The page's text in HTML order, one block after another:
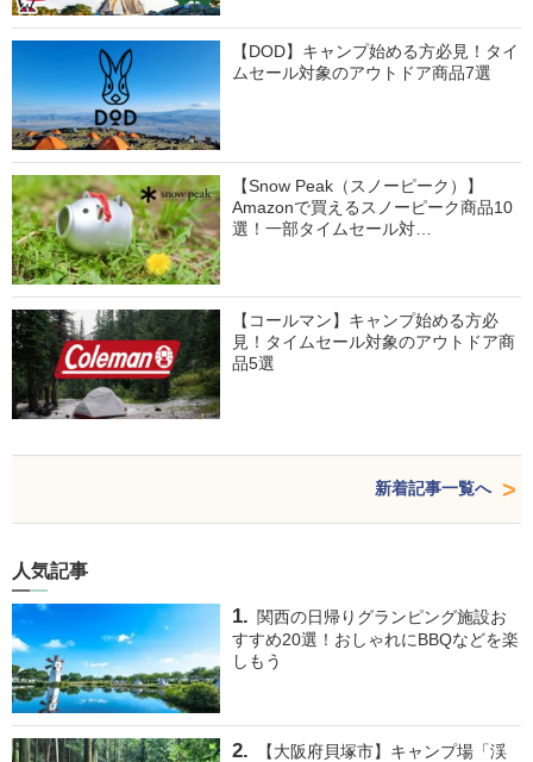
【DOD】キャンプ始める方必見！タイ
ムセール対象のアウトドア商品7選
【Snow Peak（スノーピーク）】
Amazonで買えるスノーピーク商品10
選！一部タイムセール対…
【コールマン】キャンプ始める方必
見！タイムセール対象のアウトドア商
品5選
新着記事一覧へ
人気記事
関西の日帰りグランピング施設お
すすめ20選！おしゃれにBBQなどを楽
しもう
【大阪府貝塚市】キャンプ場「渓